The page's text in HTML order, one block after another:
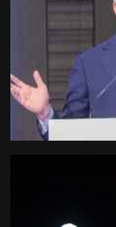
по Telegram,
вечером был
если мессенджер
найдется быстро,
и смекалки, которые